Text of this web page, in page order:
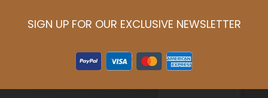
SIGN UP FOR OUR EXCLUSIVE NEWSLETTER